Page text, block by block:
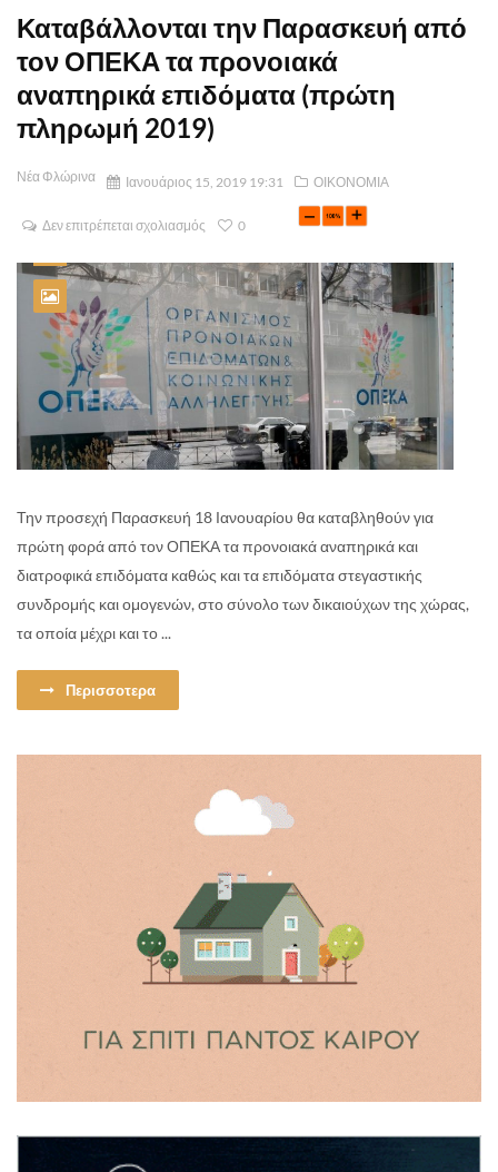
Καταβάλλονται την Παρασκευή από
τον ΟΠΕΚΑ τα προνοιακά
αναπηρικά επιδόματα (πρώτη
πληρωμή 2019)
Νέα Φλώρινα Ιανουάριος 15, 2019 19:31 ΟΙΚΟΝΟΜΙΑ
Δεν επιτρέπεται σχολιασμός 0
Την προσεχή Παρασκευή 18 Ιανουαρίου θα καταβληθούν για
πρώτη φορά από τον ΟΠΕΚΑ τα προνοιακά αναπηρικά και
διατροφικά επιδόματα καθώς και τα επιδόματα στεγαστικής
συνδρομής και ομογενών, στο σύνολο των δικαιούχων της χώρας,
τα οποία μέχρι και το ...
Περισσοτερα